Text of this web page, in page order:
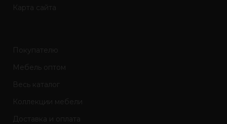
Карта сайта
Покупателю
Мебель оптом
Весь каталог
Коллекции мебели
Доставка и оплата